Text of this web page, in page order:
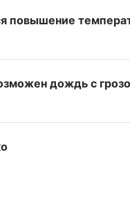
повышение
дождь с